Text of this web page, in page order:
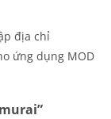
địa chỉ
ứng dụng MOD